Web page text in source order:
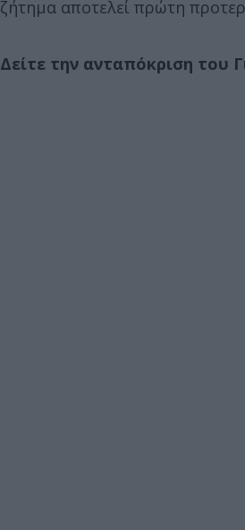
ζήτημα αποτελεί πρώτη
Δείτε την ανταπόκριση του